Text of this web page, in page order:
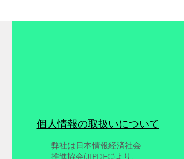
個人情報の取扱いについて
弊社は日本情報経済社会
推進協会(JIPDEC)より、